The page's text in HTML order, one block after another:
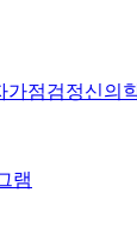
가점검정신의
램